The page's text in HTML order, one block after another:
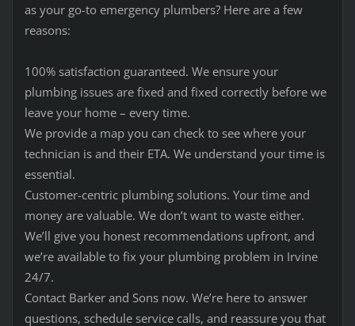
as your go-to emergency plumbers? Here are a few
reasons:
100% satisfaction guaranteed. We ensure your
plumbing issues are fixed and fixed correctly before we
leave your home – every time.
We provide a map you can check to see where your
technician is and their ETA. We understand your time is
essential.
Customer-centric plumbing solutions. Your time and
money are valuable. We don’t want to waste either.
We’ll give you honest recommendations upfront, and
we’re available to fix your plumbing problem in Irvine
24/7.
Contact Barker and Sons now. We’re here to answer
questions, schedule service calls, and reassure you that